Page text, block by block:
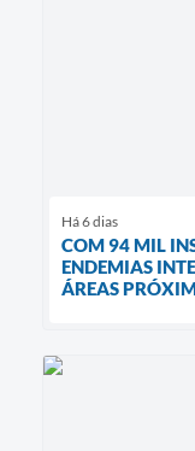
Há 6 dias
COM 94 MIL
ENDEMIAS
ÁREAS